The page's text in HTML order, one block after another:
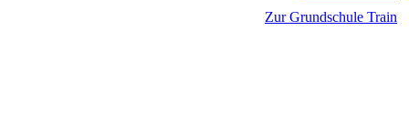
Zur Grundschule Train